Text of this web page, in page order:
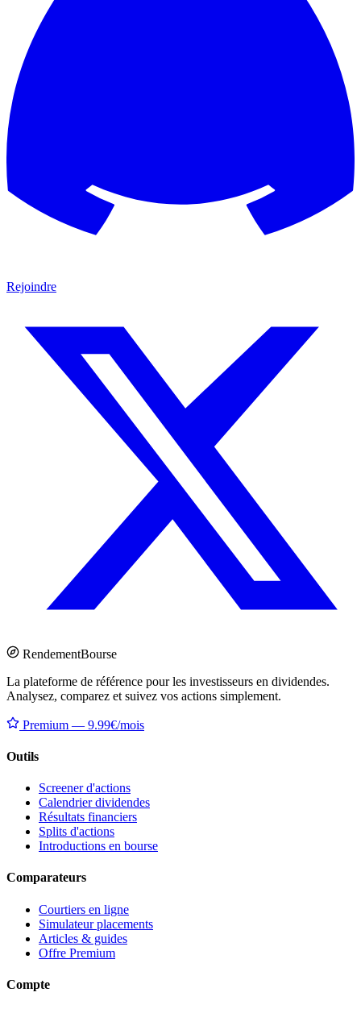
Rejoindre
RendementBourse
La plateforme de référence pour les investisseurs en dividendes.
Analysez, comparez et suivez vos actions simplement.
Premium — 9.99€/mois
Outils
Screener d'actions
Calendrier dividendes
Résultats financiers
Splits d'actions
Introductions en bourse
Comparateurs
Courtiers en ligne
Simulateur placements
Articles & guides
Offre Premium
Compte